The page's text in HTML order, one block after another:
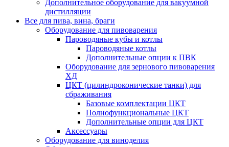
Дополнительное оборудование для вакуумной
дистилляции
Все для пива, вина, браги
Оборудование для пивоварения
Пароводяные кубы и котлы
Пароводяные котлы
Дополнительные опции к ПВК
Оборудование для зернового пивоварения
ХД
ЦКТ (цилиндроконические танки) для
сбраживания
Базовые комплектации ЦКТ
Полнофункциональные ЦКТ
Дополнительные опции для ЦКТ
Аксессуары
Оборудование для виноделия